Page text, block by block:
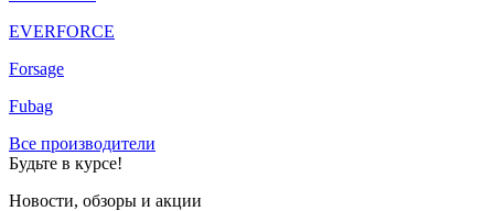
EVERFORCE
Forsage
Fubag
Все производители
Будьте в курсе!
Новости, обзоры и акции